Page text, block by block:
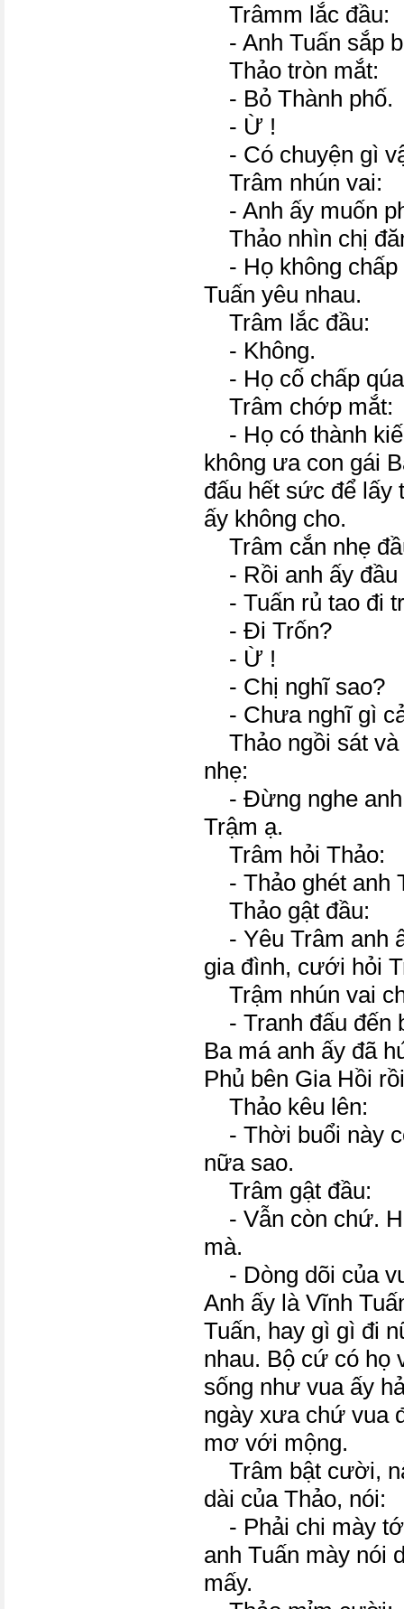
Trâmm lắc đầu:
- Anh Tuấn sắp
Thảo tròn mắt:
- Bỏ Thành phố.
- Ừ !
- Có chuyện gì
Trâm nhún vai:
- Anh ấy muốn
Thảo nhìn chị
- Họ không chấp
Tuấn yêu nhau.
Trâm lắc đầu:
- Không.
- Họ cố chấp
Trâm chớp mắt:
- Họ có thành
không ưa con gái
đấu hết sức để lấy
ấy không cho.
Trâm cắn nhẹ
- Rồi anh ấy đầu
- Tuấn rủ tao đi
- Đi Trốn?
- Ừ !
- Chị nghĩ sao?
- Chưa nghĩ gì
Thảo ngồi sát và
nhẹ:
- Đừng nghe anh
Trậm ạ.
Trâm hỏi Thảo:
- Thảo ghét anh
Thảo gật đầu:
- Yêu Trâm anh
gia đình, cưới hỏi
Trậm nhún vai
- Tranh đấu đến
Ba má anh ấy đã
Phủ bên Gia Hồi
Thảo kêu lên:
- Thời buổi này
nữa sao.
Trâm gật đầu:
- Vẫn còn chứ.
mà.
- Dòng dõi của
Anh ấy là Vĩnh
Tuấn, hay gì gì đi
nhau. Bộ cứ có họ
sống như vua ấy
ngày xưa chứ vua
mơ với mộng.
Trâm bật cười,
dài của Thảo, nói:
- Phải chi mày
anh Tuấn mày nói
mấy.